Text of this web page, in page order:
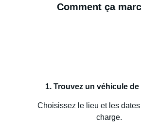
Comment ça
1. Trouvez un véhicule
Choisissez le lieu et les
charge.